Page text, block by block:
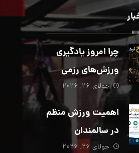
چرا امروز یادگیری
ورزش‌های رزمی
بیش از هر زمان
دیگری ضروری
است؟
جولای ۲۶, ۲۰۲۶
اهمیت ورزش منظم
در سالمندان
جولای ۲۶, ۲۰۲۶